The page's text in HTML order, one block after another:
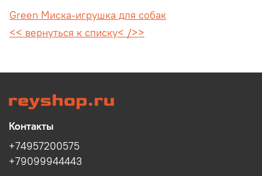
Green Миска-игрушка для собак
<< вернуться к списку< />>
Контакты
+74957200575
+79099944443